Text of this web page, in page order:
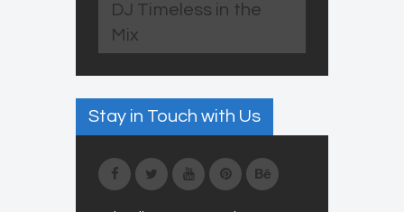
DJ Timeless in the
Mix
Stay in Touch with Us